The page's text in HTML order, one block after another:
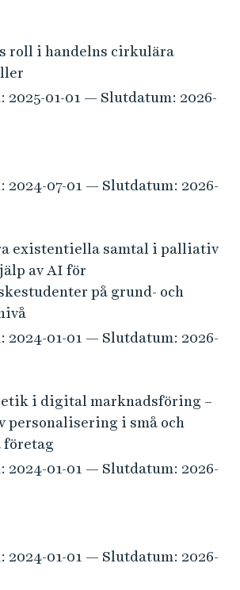
roll i handelns cirkulära
2025-01-01 — Slutdatum: 2026-
2024-07-01 — Slutdatum: 2026-
existentiella samtal i palliativ
av AI för
på grund- och
2024-01-01 — Slutdatum: 2026-
etik i digital marknadsföring –
personalisering i små och
företag
2024-01-01 — Slutdatum: 2026-
2024-01-01 — Slutdatum: 2026-